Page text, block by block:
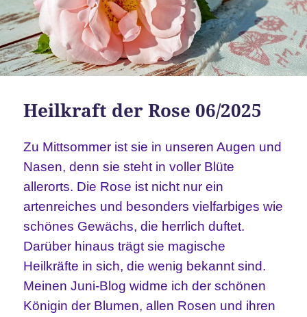
Heilkraft der Rose 06/2025
Zu Mittsommer ist sie in unseren Augen und
Nasen, denn sie steht in voller Blüte
allerorts. Die Rose ist nicht nur ein
artenreiches und besonders vielfarbiges wie
schönes Gewächs, die herrlich duftet.
Darüber hinaus trägt sie magische
Heilkräfte in sich, die wenig bekannt sind.
Meinen Juni-Blog widme ich der schönen
Königin der Blumen, allen Rosen und ihren